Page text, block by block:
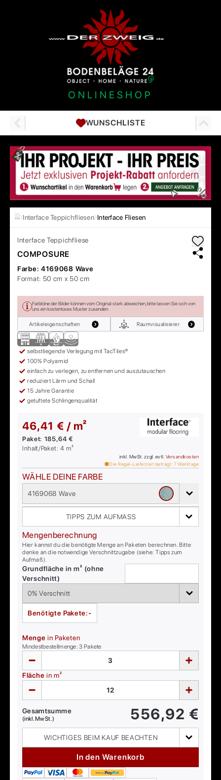
ONLINESHOP
WUNSCHLISTE
… Interface Teppichfliesen Interface Fliesen
Interface Teppichfliese
COMPOSURE
Farbe: 4169068 Wave
Format: 50 cm x 50 cm
Farbtöne der Bilder können vom Original stark abweichen, bitte lassen Sie sich von
uns ein kostenloses Muster zusenden.
Artikeleigenschaften Raumvisualisierer
selbstliegende Verlegung mit TacTiles®
100% Polyamid
einfach zu verlegen, zu entfernen und auszutauschen
reduziert Lärm und Schall
15 Jahre Garantie
getuftete Schlingenqualität
46,41 € / m²
Paket: 185,64 €
Inhalt/Paket:4 m²
inkl. MwSt. zzgl. evtl. Versandkosten
Die Regel-Lieferzeit beträgt: 7 Werktage
WÄHLE DEINE FARBE
4169068 Wave
TIPPS ZUM AUFMASS
Mengenberechnung
Hier kannst du die benötigte Menge an Paketen berechnen. Bitte
denke an die notwendige Verschnittzugabe (siehe: Tipps zum
Aufmaß).
Grundfläche in m² (ohne
Verschnitt)
Benötigte Pakete:-
Menge in Paketen
Mindestbestellmenge:3 Pakete
Fläche in m²
Gesamtsumme
(inkl. MwSt.) 556,92 €
WICHTIGES BEIM KAUF BEACHTEN
In den Warenkorb